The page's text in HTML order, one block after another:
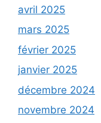
avril 2025
mars 2025
février 2025
janvier 2025
décembre 2024
novembre 2024